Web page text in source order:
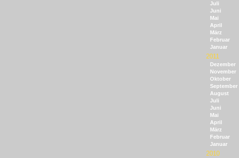
Juli
Juni
Mai
April
März
Februar
Januar
2011
Dezember
November
Oktober
September
August
Juli
Juni
Mai
April
März
Februar
Januar
2010